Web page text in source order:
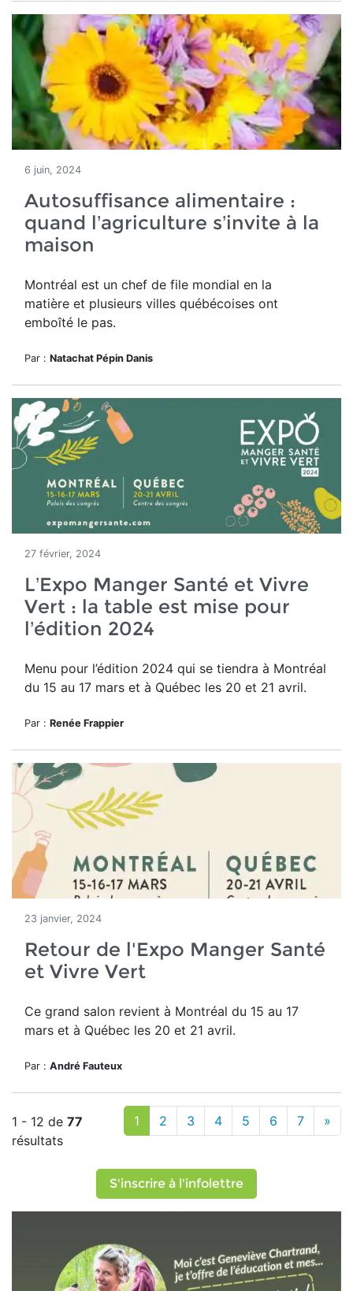
6 juin, 2024
Autosuffisance alimentaire :
quand l’agriculture s’invite à la
maison
Montréal est un chef de file mondial en la
matière et plusieurs villes québécoises ont
emboîté le pas.
Par : Natachat Pépin Danis
27 février, 2024
L’Expo Manger Santé et Vivre
Vert : la table est mise pour
l’édition 2024
Menu pour l’édition 2024 qui se tiendra à Montréal
du 15 au 17 mars et à Québec les 20 et 21 avril.
Par : Renée Frappier
23 janvier, 2024
Retour de l'Expo Manger Santé
et Vivre Vert
Ce grand salon revient à Montréal du 15 au 17
mars et à Québec les 20 et 21 avril.
Par : André Fauteux
1 - 12 de 77
résultats
1 2 3 4 5 6 7 »
S'inscrire à l'infolettre